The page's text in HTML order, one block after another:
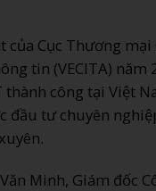
của Cục Thương
tin (VECITA) năm
thành công tại Việt
đầu tư chuyên
Minh, Giám đốc